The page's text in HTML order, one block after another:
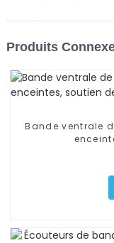
Produits
Bande ventrale